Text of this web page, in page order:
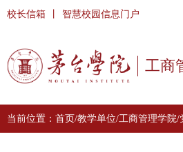
工商
校长信箱 智慧校园信息门户
当前位置： 首页/教学单位/工商管理学院/